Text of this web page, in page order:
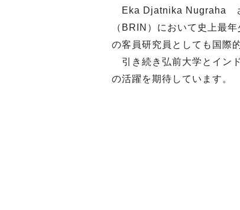
Eka Djatnika Nugraha さ
（BRIN）において史上最
の客員研究員としても国際
引き続き弘前大学とイン
の活躍を期待しています。